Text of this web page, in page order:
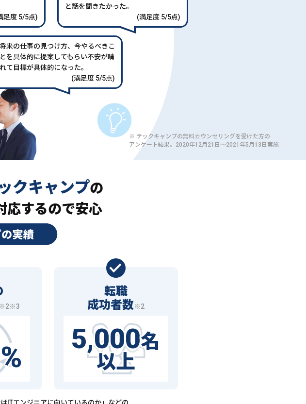
足度 5/5点)
と話を聞きたかった。
(満足度 5/5点)
将来の仕事の見つけ方、今やるべきこ
とを具体的に提案してもらい不安が晴
れて目標が具体的になった。
(満足度 5/5点)
※ テックキャンプの無料カウンセリングを受けた方の
アンケート結果。2020年12月21日〜2021年5月13日実施
クキャンプの
応するので安心
※2※3
%
転職
成功者数※2
5,000名
以上